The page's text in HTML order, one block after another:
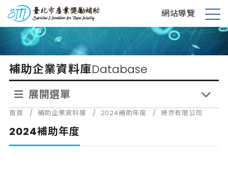
到
內
台北市產業獎勵補助 網站導覽
展
單
補助企業資料庫Database
展開選單
首頁 / 補助企業資料庫 / 2024補助年度 / 綠亦有限公司
2024補助年度